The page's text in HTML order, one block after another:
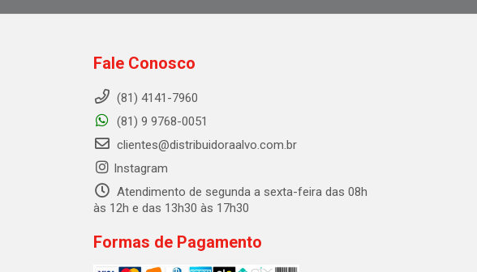
Fale Conosco
(81) 4141-7960
(81) 9 9768-0051
clientes@distribuidoraalvo.com.br
Instagram
Atendimento de segunda a sexta-feira das 08h
às 12h e das 13h30 às 17h30
Formas de Pagamento